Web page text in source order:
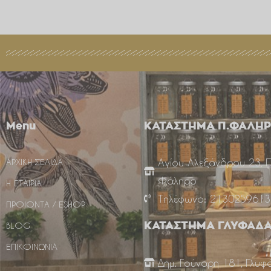
Menu
ΑΡΧΙΚΗ ΣΕΛΙΔΑ
Η ΕΤΑΙΡΙΑ
ΠΡΟΙΟΝΤΑ / ESHOP
BLOG
ΕΠΙΚΟΙΝΩΝΙΑ
ΚΑΤΑΣΤΗΜΑ
Αγίου Αλεξάνδρου 23,
Φάληρο
Τηλέφωνο: 2130259613
ΚΑΤΑΣΤΗΜΑ
Δημ. Γούναρη 181,